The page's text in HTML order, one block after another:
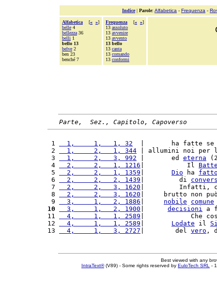
Indice| Parole: Alfabetica - Frequenza -
Alfabetica [« »]
belle 4
bellezza 36
belli 1
bello 13
belve 2
ben 23
benché 7
Frequenza [« »]
13 assoluto
13 avvenire
13 avvento
13 bello
13 canta
13 comando
13 conformi
Parte,  Sez., Capitolo, Capoverso
1
  1,     1,   1, 32
|       ha fatte
2
  1,     2,   1, 344
| allumini noi per
3
  1,     2,   3, 992
|       ed eterna
4
  2,     2,   1, 1216
|           Il
5
  2,     2,   1, 1359
Dio ha
6
  2,     2,   2, 1439
|         di
7
  2,     2,   3, 1620
|         Infatti,
8
  2,     2,   3, 1620
|     brutto non
9
  3,     1,   2, 1886
nobile
comune
10
  3,     1,   2, 1900
decisioni a
11
  4,     1,   1, 2589
|            Che
12
  4,     1,   1, 2589
Lodate il
13
  4,     1,   3, 2727
|        del vero ,
Best viewed with any
IntraText®(V89) - Some rights reserved by EuloTech SRL -